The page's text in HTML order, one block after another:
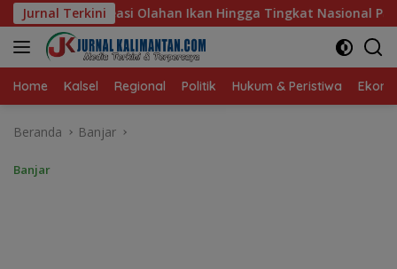
Langsung
ke
konten
Jurnal Terkini
Hingga Tingkat Nasional Pada Lomba Masak Serba Ikan
Home Kalsel Regional Politik Hukum & Peristiwa
Beranda Banjar
Banjar